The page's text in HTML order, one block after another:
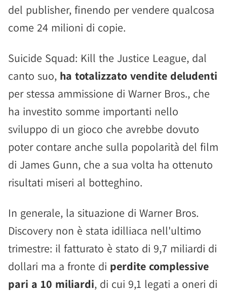
del publisher, finendo per vendere qualcosa
come 24 milioni di copie.
Suicide Squad: Kill the Justice League, dal
canto suo, ha totalizzato vendite deludenti
per stessa ammissione di Warner Bros., che
ha investito somme importanti nello
sviluppo di un gioco che avrebbe dovuto
poter contare anche sulla popolarità del film
di James Gunn, che a sua volta ha ottenuto
risultati miseri al botteghino.
In generale, la situazione di Warner Bros.
Discovery non è stata idilliaca nell'ultimo
trimestre: il fatturato è stato di 9,7 miliardi di
dollari ma a fronte di perdite complessive
pari a 10 miliardi, di cui 9,1 legati a oneri di